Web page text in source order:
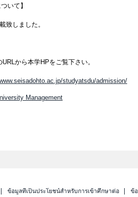
いて】
致しました。
から本学HPをご覧下さい。
studyatsdu/admission/
Management
ข้อมูลที่เป็นประโยชน์สำหรับการเข้าศึกษาต่อ ข้